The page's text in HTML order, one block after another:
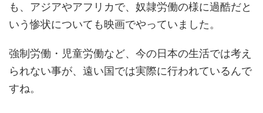
も、アジアやアフリカで、奴隷労働の様に過酷だと
いう惨状についても映画でやっていました。
強制労働・児童労働など、今の日本の生活では考え
られない事が、遠い国では実際に行われているんで
すね。